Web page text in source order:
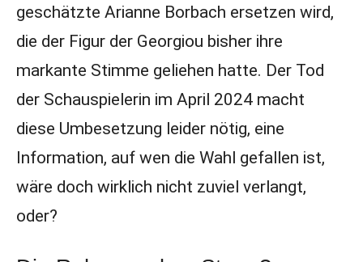
geschätzte Arianne Borbach ersetzen wird,
die der Figur der Georgiou bisher ihre
markante Stimme geliehen hatte. Der Tod
der Schauspielerin im April 2024 macht
diese Umbesetzung leider nötig, eine
Information, auf wen die Wahl gefallen ist,
wäre doch wirklich nicht zuviel verlangt,
oder?